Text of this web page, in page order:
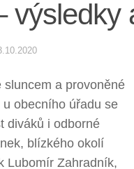
výsledky
a provoněné
obecního úřadu se
diváků i odborné
blízkého okolí
Lubomír Zahradník,